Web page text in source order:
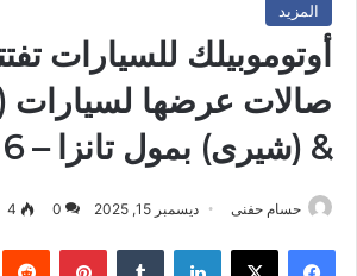
المزيد
أوتوموبيلك للسيارات
صالات عرضها
& (شيرى) بمول تانزا – 6 أكتوبر
حسام حفنى ديسمبر 15, 2025 0
4
فيسبوك ‫X لينكدإن بينتيريست